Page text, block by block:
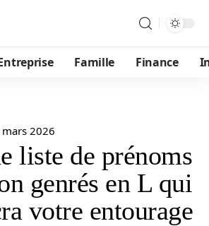
Famille Finance
2026
liste de prénoms
genrés en L qui
votre entourage